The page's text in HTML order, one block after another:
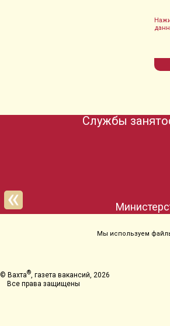
Службы
Мы используем
© Вахта® , газета вакансий, 2026
Все права защищены